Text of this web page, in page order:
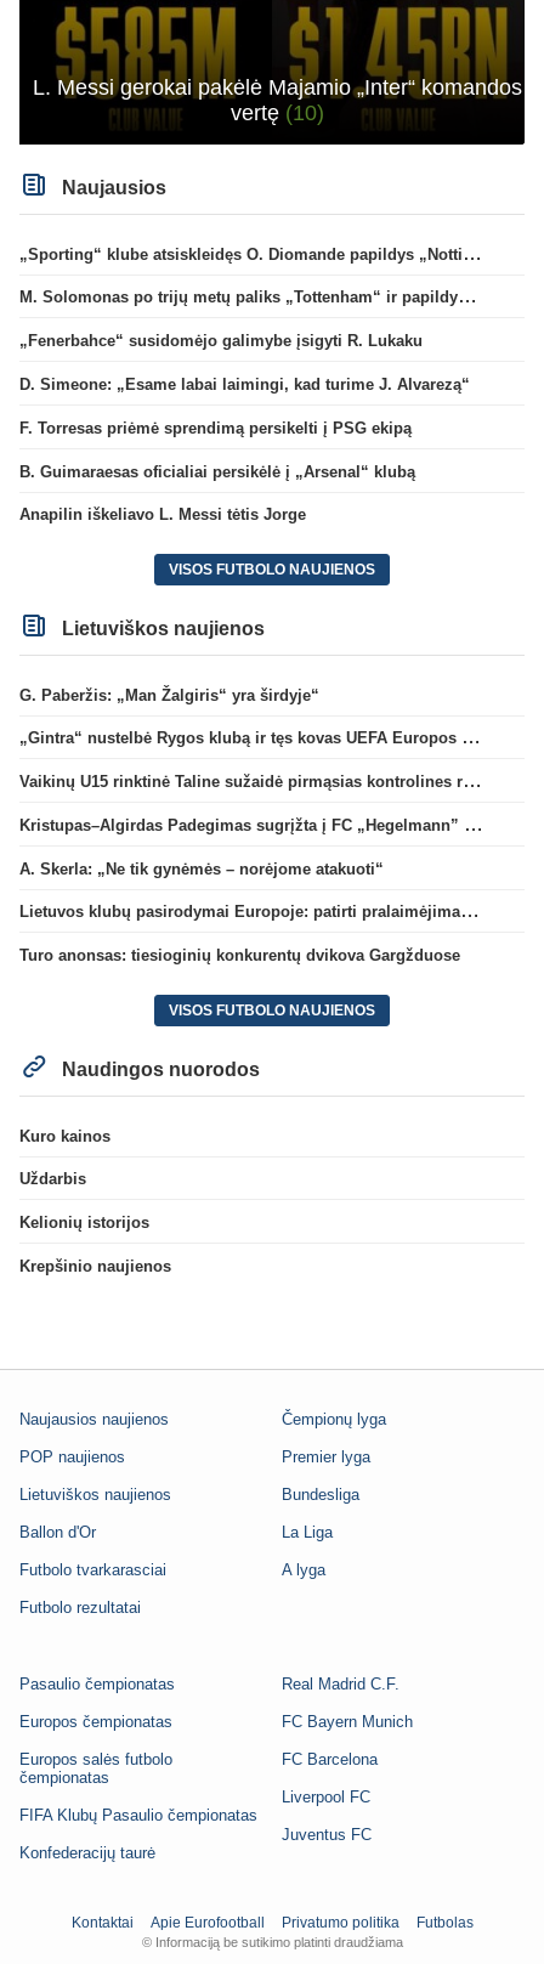
L. Messi gerokai pakėlė Majamio „Inter“ komandos
vertę (10)
Naujausios
„Sporting“ klube atsiskleidęs O. Diomande papildys „Nottingham“ gretas
M. Solomonas po trijų metų paliks „Tottenham“ ir papildys „West Ham“ klubą
„Fenerbahce“ susidomėjo galimybe įsigyti R. Lukaku
D. Simeone: „Esame labai laimingi, kad turime J. Alvarezą“
F. Torresas priėmė sprendimą persikelti į PSG ekipą
B. Guimaraesas oficialiai persikėlė į „Arsenal“ klubą
Anapilin iškeliavo L. Messi tėtis Jorge
VISOS FUTBOLO NAUJIENOS
Lietuviškos naujienos
G. Paberžis: „Man Žalgiris“ yra širdyje“
„Gintra“ nustelbė Rygos klubą ir tęs kovas UEFA Europos taurės atrankoje
Vaikinų U15 rinktinė Taline sužaidė pirmąsias kontrolines rungtynes
Kristupas–Algirdas Padegimas sugrįžta į FC „Hegelmann” B sudėtį
A. Skerla: „Ne tik gynėmės – norėjome atakuoti“
Lietuvos klubų pasirodymai Europoje: patirti pralaimėjimai Kroatijos atstovams
Turo anonsas: tiesioginių konkurentų dvikova Gargžduose
VISOS FUTBOLO NAUJIENOS
Naudingos nuorodos
Kuro kainos
Uždarbis
Kelionių istorijos
Krepšinio naujienos
Naujausios naujienos
POP naujienos
Lietuviškos naujienos
Ballon d'Or
Futbolo tvarkarasciai
Futbolo rezultatai
Čempionų lyga
Premier lyga
Bundesliga
La Liga
A lyga
Pasaulio čempionatas
Europos čempionatas
Europos salės futbolo
čempionatas
FIFA Klubų Pasaulio čempionatas
Konfederacijų taurė
Real Madrid C.F.
FC Bayern Munich
FC Barcelona
Liverpool FC
Juventus FC
Kontaktai Apie Eurofootball Privatumo politika Futbolas
© Informaciją be sutikimo platinti draudžiama